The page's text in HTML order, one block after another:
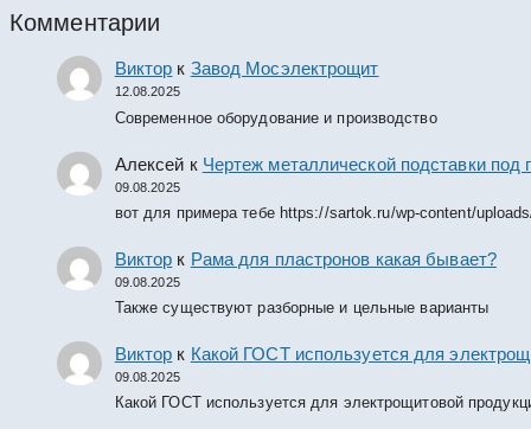
Комментарии
Виктор к Завод Мосэлектрощит
12.08.2025
Современное оборудование и производство
Алексей к Чертеж металлической подставки
09.08.2025
вот для примера тебе https://sartok.ru/wp-content/
Виктор к Рама для пластронов какая бывает?
09.08.2025
Также существуют разборные и цельные варианты
Виктор к Какой ГОСТ используется для
09.08.2025
Какой ГОСТ используется для электрощитовой